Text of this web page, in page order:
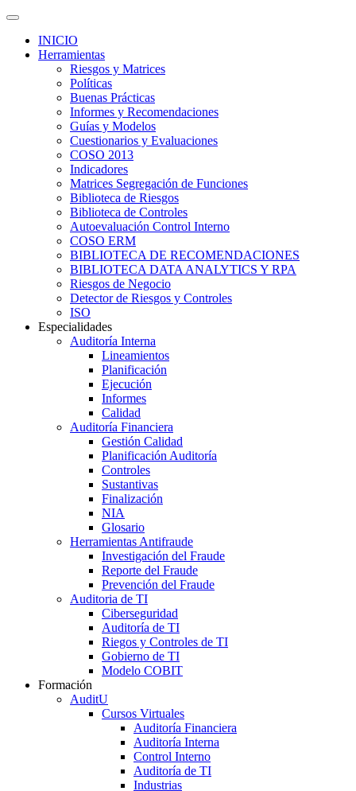
INICIO
Herramientas
Riesgos y Matrices
Políticas
Buenas Prácticas
Informes y Recomendaciones
Guías y Modelos
Cuestionarios y Evaluaciones
COSO 2013
Indicadores
Matrices Segregación de Funciones
Biblioteca de Riesgos
Biblioteca de Controles
Autoevaluación Control Interno
COSO ERM
BIBLIOTECA DE RECOMENDACIONES
BIBLIOTECA DATA ANALYTICS Y RPA
Riesgos de Negocio
Detector de Riesgos y Controles
ISO
Especialidades
Auditoría Interna
Lineamientos
Planificación
Ejecución
Informes
Calidad
Auditoría Financiera
Gestión Calidad
Planificación Auditoría
Controles
Sustantivas
Finalización
NIA
Glosario
Herramientas Antifraude
Investigación del Fraude
Reporte del Fraude
Prevención del Fraude
Auditoria de TI
Ciberseguridad
Auditoría de TI
Riegos y Controles de TI
Gobierno de TI
Modelo COBIT
Formación
AuditU
Cursos Virtuales
Auditoría Financiera
Auditoría Interna
Control Interno
Auditoría de TI
Industrias